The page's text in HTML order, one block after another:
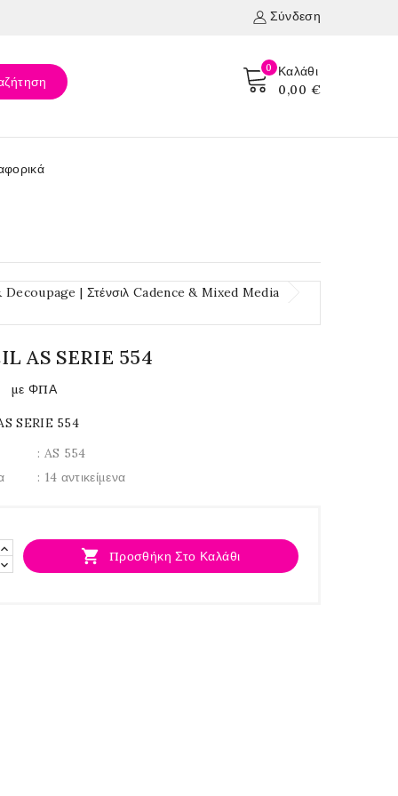
Σύνδεση
0
Καλάθι
0,00 €
| Στένσιλ Cadence & Mixed Media
AS SERIE 554
με ΦΠΑ
SERIE 554
: AS 554
: 14 αντικείμενα
 Προσθήκη Στο Καλάθι